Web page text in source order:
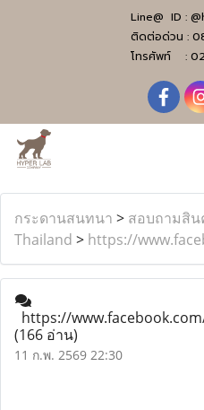
Line@ ID :
ติดต่อด่วน :
โทรศัพท์ :
กระดานสนทนา > สอบถามสิน
Thailand > https://
https://www.facebook.com/
(166 อ่าน)
11 ก.พ. 2569 22:30